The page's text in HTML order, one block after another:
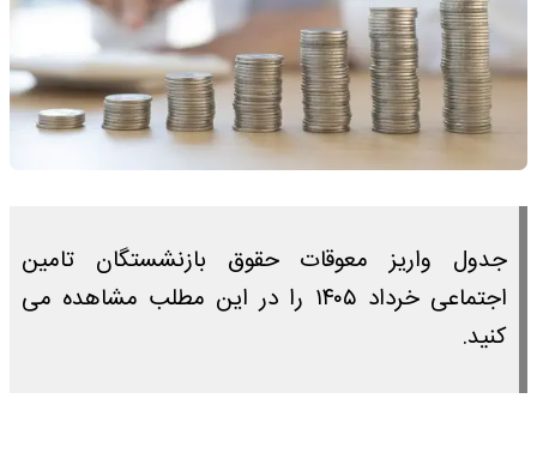
جدول واریز معوقات حقوق بازنشستگان تامین
اجتماعی خرداد ۱۴۰۵ را در این مطلب مشاهده می
کنید.